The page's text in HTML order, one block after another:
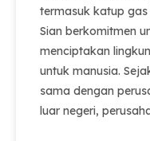
termasuk katup
Sian berkomitmen
menciptakan
untuk manusia.
sama dengan
luar negeri,